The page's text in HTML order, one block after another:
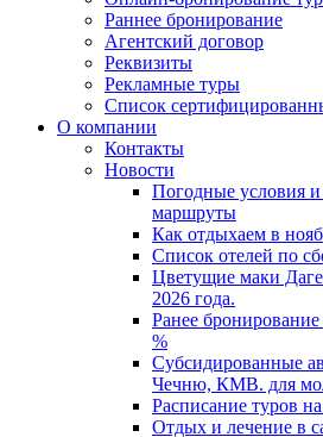
Раннее бронирование
Агентский договор
Реквизиты
Рекламные туры
Список
О компании
Контакты
Новости
Погодные условия и
маршруты
Как отдыхаем в
Список отелей по
Цветущие маки
2026 года.
Ранее
%
Субсидированные
Чечню, КМВ. для
Расписание туров
Отдых и лечение в